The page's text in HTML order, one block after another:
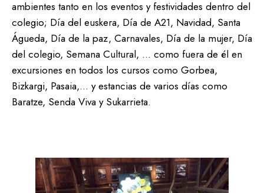
ambientes tanto en los eventos y festividades dentro del
colegio; Día del euskera, Día de A21, Navidad, Santa
Águeda, Día de la paz, Carnavales, Día de la mujer, Día
del colegio, Semana Cultural, … como fuera de él en
excursiones en todos los cursos como Gorbea,
Bizkargi, Pasaia,… y estancias de varios días como
Baratze, Senda Viva y Sukarrieta.